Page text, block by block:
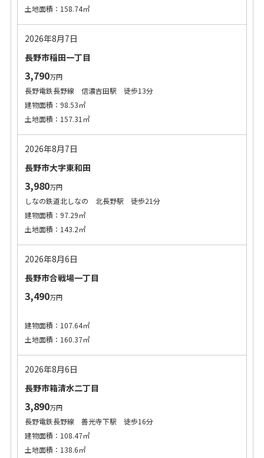
土地面積：158.74㎡
2026年8月7日
長野市稲田一丁目
3,790万円
長野電鉄長野線 信濃吉田駅 徒歩13分
建物面積：98.53㎡
土地面積：157.31㎡
2026年8月7日
長野市大字東和田
3,980万円
しなの鉄道北しなの 北長野駅 徒歩21分
建物面積：97.29㎡
土地面積：143.2㎡
2026年8月6日
長野市合戦場一丁目
3,490万円
建物面積：107.64㎡
土地面積：160.37㎡
2026年8月6日
長野市箱清水二丁目
3,890万円
長野電鉄長野線 善光寺下駅 徒歩16分
建物面積：108.47㎡
土地面積：138.6㎡